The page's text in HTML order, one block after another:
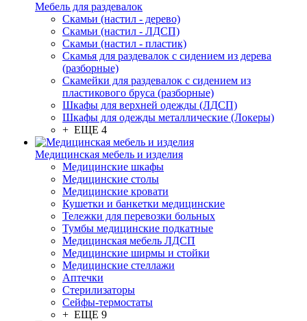
Мебель для раздевалок
Скамьи (настил - дерево)
Скамьи (настил - ЛДСП)
Скамьи (настил - пластик)
Скамья для раздевалок с сидением из дерева
(разборные)
Скамейки для раздевалок с сидением из
пластикового бруса (разборные)
Шкафы для верхней одежды (ЛДСП)
Шкафы для одежды металлические (Локеры)
+ ЕЩЕ 4
Медицинская мебель и изделия
Медицинские шкафы
Медицинские столы
Медицинские кровати
Кушетки и банкетки медицинские
Тележки для перевозки больных
Тумбы медицинские подкатные
Медицинская мебель ЛДСП
Медицинские ширмы и стойки
Медицинские стеллажи
Аптечки
Стерилизаторы
Сейфы-термостаты
+ ЕЩЕ 9